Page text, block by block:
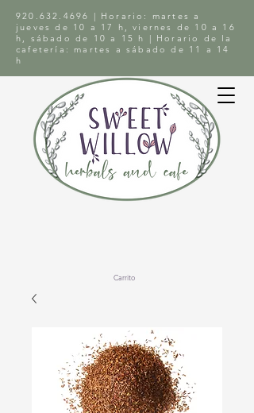
920.632.4696
| Horario: martes a
jueves de 10 a 17 h, viernes de 10 a 16
h, sábado de 10 a 15 h | Horario de la
cafetería: martes a sábado de 11 a 14
h
Carrito